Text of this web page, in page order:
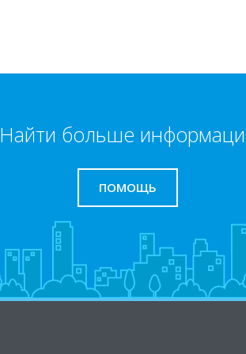
Найти больше
ПОМОЩЬ